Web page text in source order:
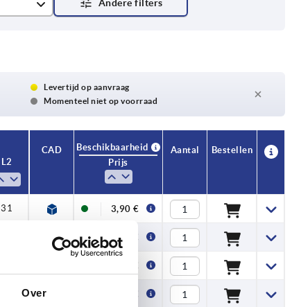
Over
Levertijd op aanvraag
Momenteel niet op voorraad
L2
CAD
Beschikbaarheid
Prijs
Aantal Bestellen
31 3,90 €
3,95 €
3,98 €
4,09 €